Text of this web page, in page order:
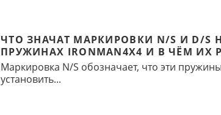
ЧТО ЗНАЧАТ МАРКИРОВКИ N/S И D/S
ПРУЖИНАХ IRONMAN4X4 И В ЧЁМ ИХ
Маркировка N/S обозначает, что эти
установить...